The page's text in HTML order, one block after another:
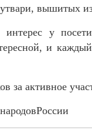
вышитых
у
и каждый
за активное